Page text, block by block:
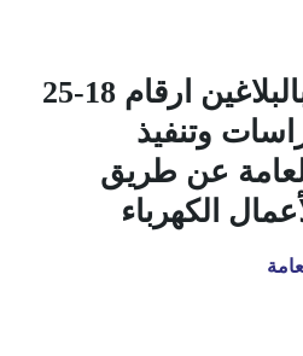
بخصوص التقيد بالبلاغين ارقام 18-25
وتنفيذ
عن طريق
الكهرباء